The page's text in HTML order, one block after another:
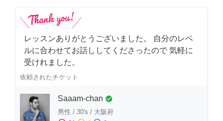
レッスンありがとうございました。 自分のレベ
ルに合わせてお話ししてくださったので 気軽に
受けれました。
依頼されたチケット
Saaam-chan check_circle
男性 / 30's / 大阪府